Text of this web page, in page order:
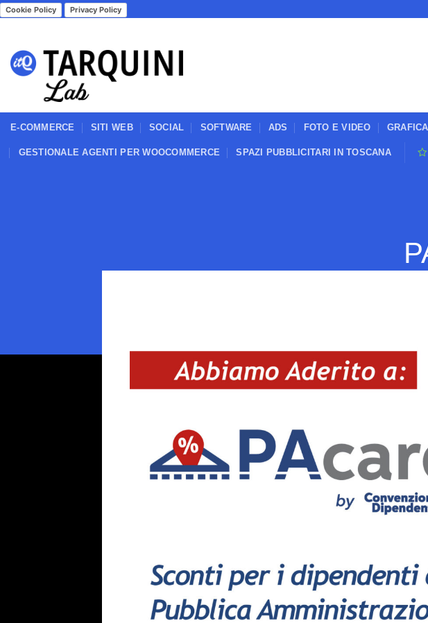
Cookie Policy Privacy Policy Salta
E-COMMERCE SITI WEB SOCIAL SOFTWARE ADS FOTO E VIDEO GRAFICA
GESTIONALE AGENTI PER WOOCOMMERCE SPAZI PUBBLICITARI IN TOSCANA